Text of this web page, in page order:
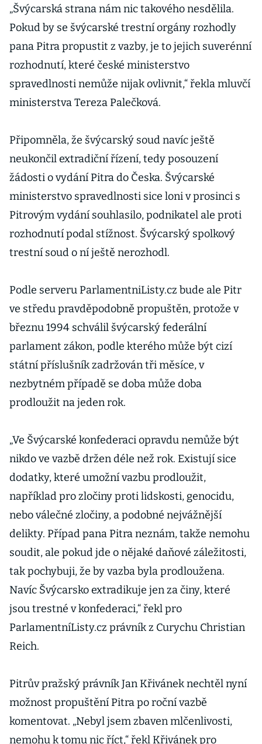
„Švýcarská strana nám nic takového nesdělila.
Pokud by se švýcarské trestní orgány rozhodly
pana Pitra propustit z vazby, je to jejich suverénní
rozhodnutí, které české ministerstvo
spravedlnosti nemůže nijak ovlivnit,“ řekla mluvčí
ministerstva Tereza Palečková.
Připomněla, že švýcarský soud navíc ještě
neukončil extradiční řízení, tedy posouzení
žádosti o vydání Pitra do Česka. Švýcarské
ministerstvo spravedlnosti sice loni v prosinci s
Pitrovým vydání souhlasilo, podnikatel ale proti
rozhodnutí podal stížnost. Švýcarský spolkový
trestní soud o ní ještě nerozhodl.
Podle serveru ParlamentniListy.cz bude ale Pitr
ve středu pravděpodobně propuštěn, protože v
březnu 1994 schválil švýcarský federální
parlament zákon, podle kterého může být cizí
státní příslušník zadržován tři měsíce, v
nezbytném případě se doba může doba
prodloužit na jeden rok.
„Ve Švýcarské konfederaci opravdu nemůže být
nikdo ve vazbě držen déle než rok. Existují sice
dodatky, které umožní vazbu prodloužit,
například pro zločiny proti lidskosti, genocidu,
nebo válečné zločiny, a podobné nejvážnější
delikty. Případ pana Pitra neznám, takže nemohu
soudit, ale pokud jde o nějaké daňové záležitosti,
tak pochybuji, že by vazba byla prodloužena.
Navíc Švýcarsko extradikuje jen za činy, které
jsou trestné v konfederaci,“ řekl pro
ParlamentníListy.cz právník z Curychu Christian
Reich.
Pitrův pražský právník Jan Křivánek nechtěl nyní
možnost propuštění Pitra po roční vazbě
komentovat. „Nebyl jsem zbaven mlčenlivosti,
nemohu k tomu nic říct,“ řekl Křivánek pro